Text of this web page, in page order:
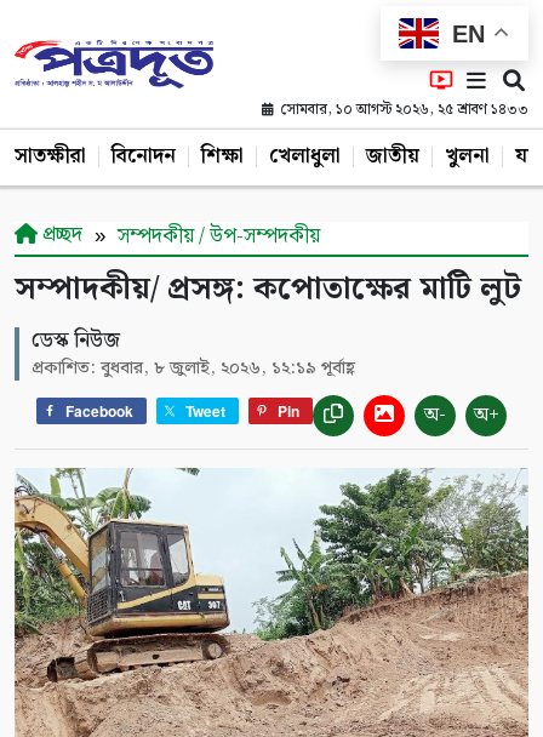
EN
সোমবার, ১০ আগস্ট ২০২৬, ২৫ শ্রাবণ ১৪৩৩
সাতক্ষীরা বিনোদন শিক্ষা খেলাধুলা জাতীয় খুলনা
প্রচ্ছদ সম্পদকীয় / উপ-সম্পদকীয়
সম্পাদকীয়/ প্রসঙ্গ: কপোতাক্ষের মাটি লুট
ডেস্ক নিউজ
প্রকাশিত: বুধবার, ৮ জুলাই, ২০২৬, ১২:১৯ পূর্বাহ্ণ
Facebook Tweet Pin অ- অ+